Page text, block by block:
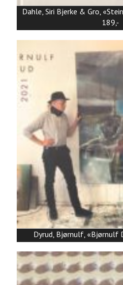
Dahle, Siri Bjerke & Gro,
189,-
Dyrud, Bjørnulf, «Bjørnulf